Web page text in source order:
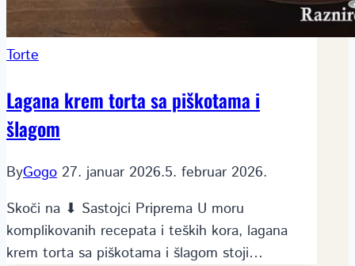
Torte
Lagana krem torta sa piškotama i
šlagom
ByGogo 27. januar 2026.5. februar 2026.
Skoči na ⬇ Sastojci Priprema U moru
komplikovanih recepata i teških kora, lagana
krem torta sa piškotama i šlagom stoji…